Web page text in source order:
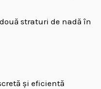
straturi de nadă în
și eficientă